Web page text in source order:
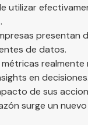
utilizar
presentan
de datos.
realmente
en decisiones.
de sus
surge un